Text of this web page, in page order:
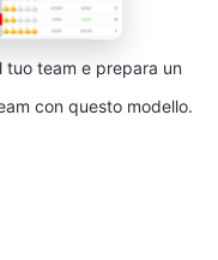
team e prepara un
con questo modello.